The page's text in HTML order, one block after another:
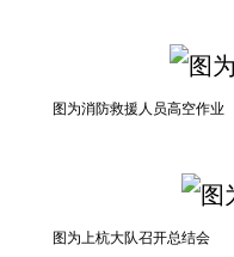
图为消防救援人员高空作业
图为上杭大队召开总结会